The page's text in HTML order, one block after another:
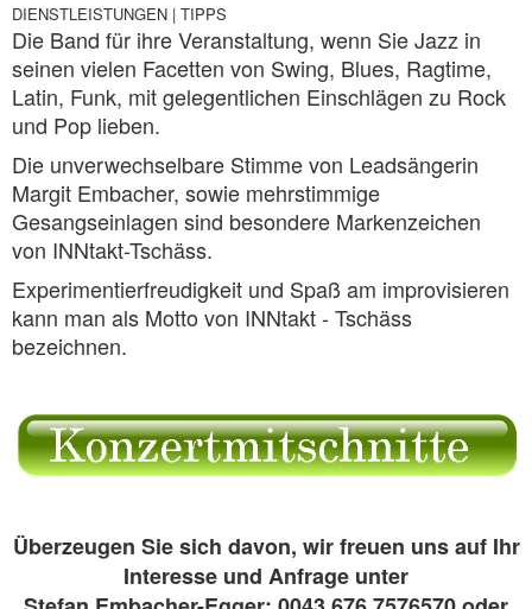
DIENSTLEISTUNGEN | TIPPS
Die Band für ihre Veranstaltung, wenn Sie Jazz in
seinen vielen Facetten von Swing, Blues, Ragtime,
Latin, Funk, mit gelegentlichen Einschlägen zu Rock
und Pop lieben.
Die unverwechselbare Stimme von Leadsängerin
Margit Embacher, sowie mehrstimmige
Gesangseinlagen sind besondere Markenzeichen
von INNtakt-Tschäss.
Experimentierfreudigkeit und Spaß am improvisieren
kann man als Motto von INNtakt - Tschäss
bezeichnen.
Überzeugen Sie sich davon, wir freuen uns auf Ihr
Interesse und Anfrage unter